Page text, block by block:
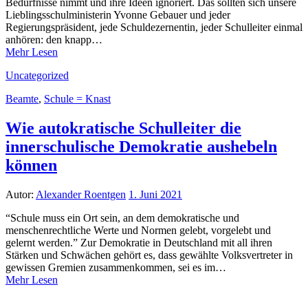
Bedürfnisse nimmt und ihre Ideen ignoriert. Das sollten sich unsere
Lieblingsschulministerin Yvonne Gebauer und jeder
Regierungspräsident, jede Schuldezernentin, jeder Schulleiter einmal
anhören: den knapp…
Mehr Lesen
Uncategorized
Beamte, Schule = Knast
Wie autokratische Schulleiter die
innerschulische Demokratie aushebeln
können
Autor: Alexander Roentgen 1. Juni 2021
“Schule muss ein Ort sein, an dem demokratische und
menschenrechtliche Werte und Normen gelebt, vorgelebt und
gelernt werden.” Zur Demokratie in Deutschland mit all ihren
Stärken und Schwächen gehört es, dass gewählte Volksvertreter in
gewissen Gremien zusammenkommen, sei es im…
Mehr Lesen